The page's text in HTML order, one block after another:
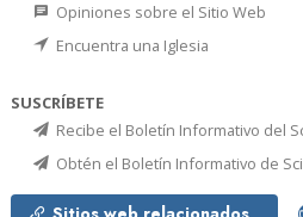
Opiniones sobre el Sitio Web
Encuentra una Iglesia
SUSCRÍBETE
Recibe el Boletín Informativo del
Obtén el Boletín Informativo de